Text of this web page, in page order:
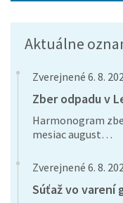
Aktuálne
Zverejnené 6. 8.
Zber odpadu v
Harmonogram
mesiac august…
Zverejnené 6. 8.
Súťaž vo varení